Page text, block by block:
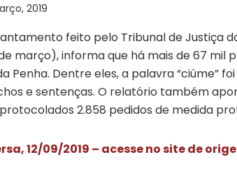
2019
feito pelo Tribunal de Justiça
de março), informa que há mais de 67
Penha. Dentre eles, a palavra “ciúme”
e sentenças. O relatório também
2.858 pedidos de medida
12/09/2019 – acesse no site de